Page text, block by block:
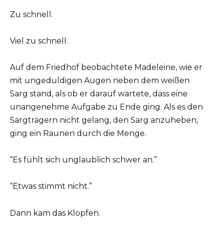
Zu schnell.
Viel zu schnell.
Auf dem Friedhof beobachtete Madeleine, wie er
mit ungeduldigen Augen neben dem weißen
Sarg stand, als ob er darauf wartete, dass eine
unangenehme Aufgabe zu Ende ging. Als es den
Sargträgern nicht gelang, den Sarg anzuheben,
ging ein Raunen durch die Menge.
“Es fühlt sich unglaublich schwer an.”
“Etwas stimmt nicht.”
Dann kam das Klopfen.